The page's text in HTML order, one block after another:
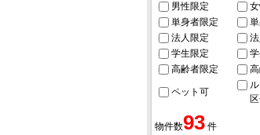
男性限定
単身者限定
法人限定
学生限定
高齢者限定
ペット可
物件数93 件